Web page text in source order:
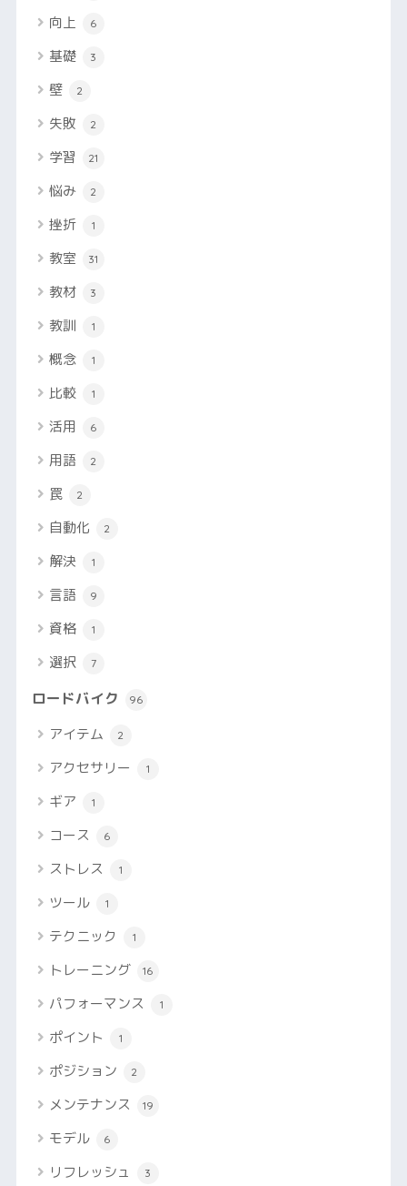
向上 6
基礎 3
壁 2
失敗 2
学習 21
悩み 2
挫折 1
教室 31
教材 3
教訓 1
概念 1
比較 1
活用 6
用語 2
罠 2
自動化 2
解決 1
言語 9
資格 1
選択 7
ロードバイク 96
アイテム 2
アクセサリー 1
ギア 1
コース 6
ストレス 1
ツール 1
テクニック 1
トレーニング 16
パフォーマンス 1
ポイント 1
ポジション 2
メンテナンス 19
モデル 6
リフレッシュ 3